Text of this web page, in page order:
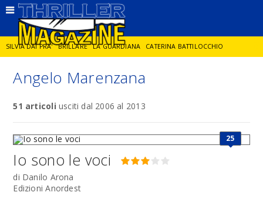
SILVIA DAI PRA' BRILLARE LA GUARDIANA CATERINA BATTILOCCHIO
JORGE DIAZ LA SPIA DELITTO IN CORNICE
Angelo Marenzana
51 articoli usciti dal 2006 al 2013
25
Io sono le voci
di Danilo Arona
Edizioni Anordest